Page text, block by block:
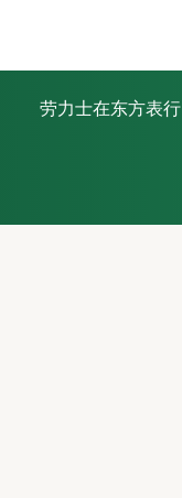
劳力士在东方表行